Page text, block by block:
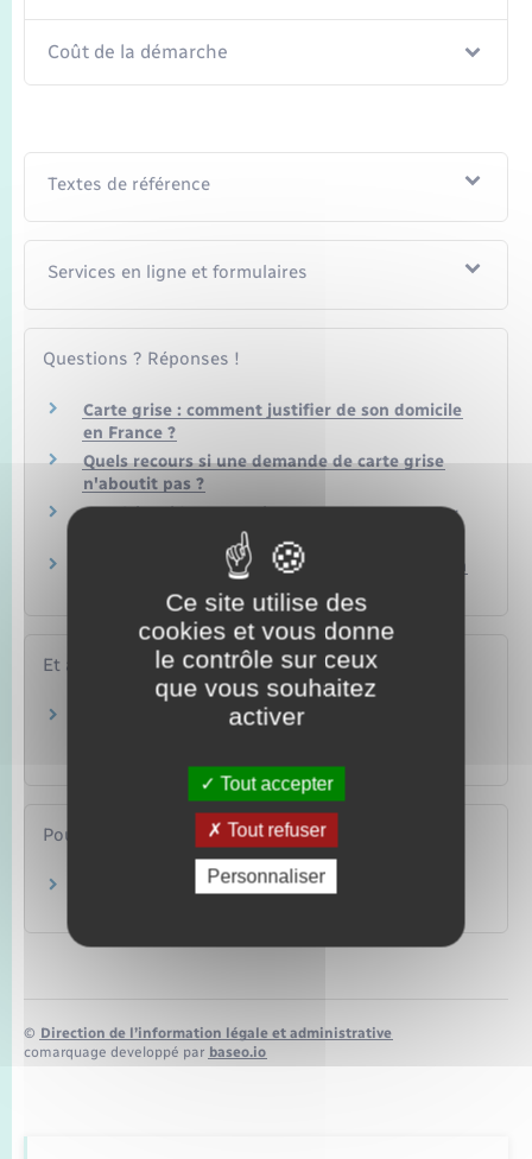
Coût de la démarche
Textes de référence
Services en ligne et formulaires
Questions ? Réponses !
Carte grise : comment justifier de son domicile
en France ?
Quels recours si une demande de carte grise
n'aboutit pas ?
Que faire si la carte grise comporte une erreur
Carte grise : avec quels documents prouver son
Et aussi
Carte grise : immatriculer un véhicule
Pour en savoir plus
Points numériques
© Direction de l’information légale et administrative
comarquage developpé par baseo.io
Ce site utilise des
cookies et vous donne
le contrôle sur ceux
que vous souhaitez
activer
Tout accepter
Tout refuser
Personnaliser